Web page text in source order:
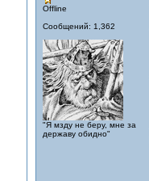
Offline
Сообщений: 1,362
"Я мзду не беру, мне за
державу обидно"